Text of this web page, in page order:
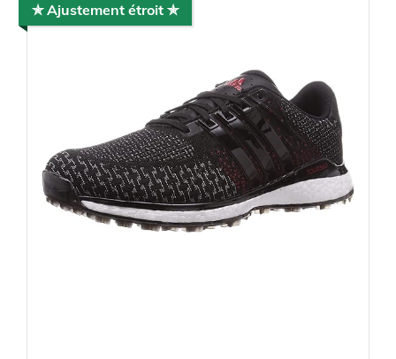
✯ Ajustement étroit ✯